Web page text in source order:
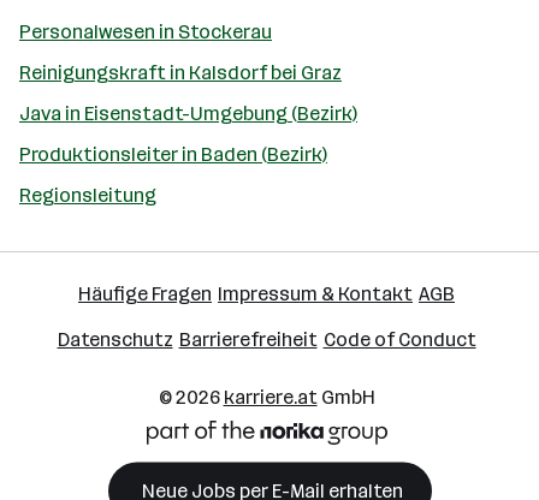
Personalwesen in Stockerau
Reinigungskraft in Kalsdorf bei Graz
Java in Eisenstadt-Umgebung (Bezirk)
Produktionsleiter in Baden (Bezirk)
Regionsleitung
Häufige Fragen Impressum & Kontakt AGB
Datenschutz Barrierefreiheit Code of Conduct
© 2026 karriere.at GmbH
Neue Jobs per E-Mail erhalten